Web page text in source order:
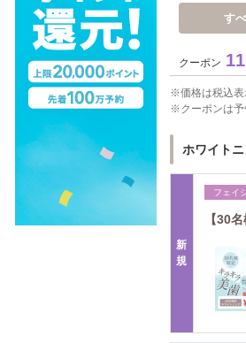
す
クーポン 11
価格は税込表
クーポンは
ホワイト
新
規
フェイ
【30